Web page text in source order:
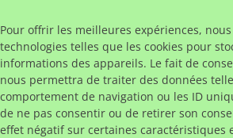
Pour offrir les meilleures expériences,
technologies telles que les cookies pour
informations des appareils. Le fait de
nous permettra de traiter des données
comportement de navigation ou les ID
de ne pas consentir ou de retirer son
effet négatif sur certaines caractéristiques